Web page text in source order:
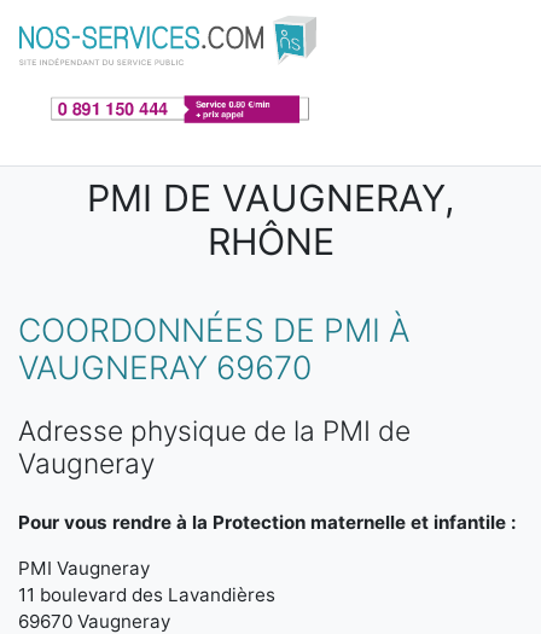
Aller au contenu principal
PMI DE VAUGNERAY,
RHÔNE
COORDONNÉES DE PMI À
VAUGNERAY 69670
Adresse physique de la PMI de
Vaugneray
Pour vous rendre à la Protection maternelle et infantile :
PMI Vaugneray
11 boulevard des Lavandières
69670 Vaugneray